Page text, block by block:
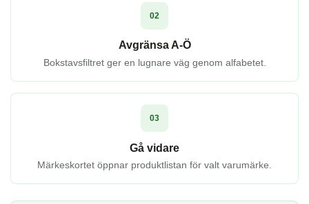
02
Avgränsa A-Ö
Bokstavsfiltret ger en lugnare väg genom alfabetet.
03
Gå vidare
Märkeskortet öppnar produktlistan för valt varumärke.